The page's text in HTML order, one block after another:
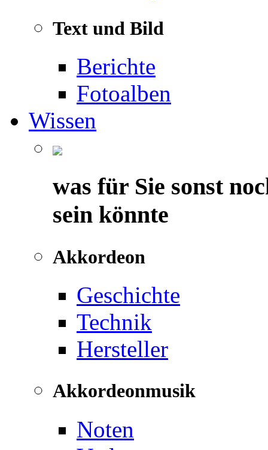
Text und Bild
Berichte
Fotoalben
Wissen
was für Sie sonst
sein könnte
Akkordeon
Geschichte
Technik
Hersteller
Akkordeonmusik
Noten